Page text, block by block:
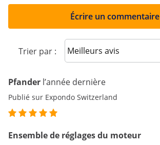
Écrire un commentaire
Trier par : Sort reviews
Pfander l’année dernière
Publié sur Expondo Switzerland
Ensemble de réglages du moteur